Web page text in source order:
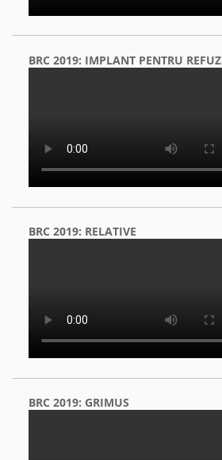
BRC 2019: IMPLANT PENTRU REFUZ
BRC 2019: RELATIVE
BRC 2019: GRIMUS